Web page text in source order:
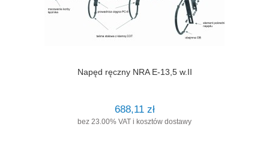
Napęd ręczny NRA E-13,5 w.II
688,11 zł
bez 23.00% VAT i kosztów dostawy